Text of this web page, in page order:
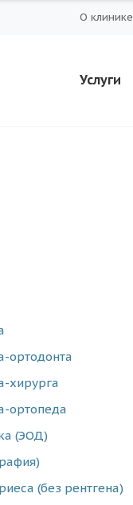
О клинике
Услуги
ортодонта
хирурга
ортопеда
(ЭОД)
(без рентгена)